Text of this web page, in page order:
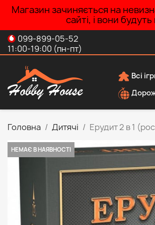
Магазин зачиняється на
сайті, і вони
099-899-05-52
11:00-19:00 (пн-пт)
Всі
Головна Дитячі Ерудит 2 в 1
НЕМАЄ В НАЯВНОСТІ